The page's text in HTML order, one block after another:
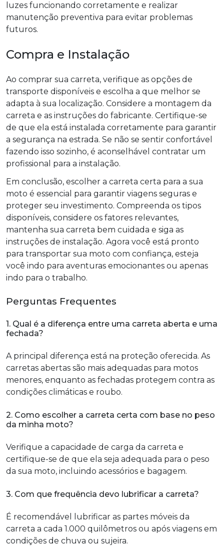
luzes funcionando corretamente e realizar
manutenção preventiva para evitar problemas
futuros.
Compra e Instalação
Ao comprar sua carreta, verifique as opções de
transporte disponíveis e escolha a que melhor se
adapta à sua localização. Considere a montagem da
carreta e as instruções do fabricante. Certifique-se
de que ela está instalada corretamente para garantir
a segurança na estrada. Se não se sentir confortável
fazendo isso sozinho, é aconselhável contratar um
profissional para a instalação.
Em conclusão, escolher a carreta certa para a sua
moto é essencial para garantir viagens seguras e
proteger seu investimento. Compreenda os tipos
disponíveis, considere os fatores relevantes,
mantenha sua carreta bem cuidada e siga as
instruções de instalação. Agora você está pronto
para transportar sua moto com confiança, esteja
você indo para aventuras emocionantes ou apenas
indo para o trabalho.
Perguntas Frequentes
1. Qual é a diferença entre uma carreta aberta e uma
fechada?
A principal diferença está na proteção oferecida. As
carretas abertas são mais adequadas para motos
menores, enquanto as fechadas protegem contra as
condições climáticas e roubo.
2. Como escolher a carreta certa com base no peso
da minha moto?
Verifique a capacidade de carga da carreta e
certifique-se de que ela seja adequada para o peso
da sua moto, incluindo acessórios e bagagem.
3. Com que frequência devo lubrificar a carreta?
É recomendável lubrificar as partes móveis da
carreta a cada 1.000 quilômetros ou após viagens em
condições de chuva ou sujeira.